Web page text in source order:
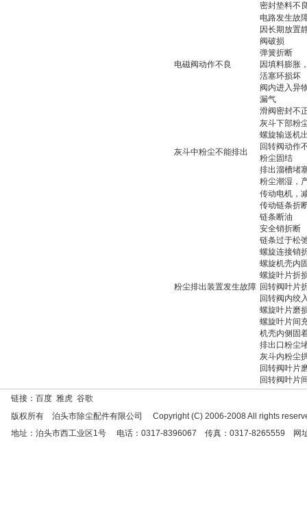
密封垫料不
电磁阀动作不良
电路发生故
因长期放置
阀破损
弹簧折断
因填料膨胀
活塞环损坏
阀内进入异
漏气
滑阀密封不
灰斗中粉尘不能排出
灰斗下部粉
螺旋输送机
回转阀动作
粉尘固结
排出溜槽堵
粉尘潮湿，
粉尘排出装置发生故障
传动电机，
传动链条折
链条断油
安全销折断
链条过于松
螺旋连接销
螺旋机壳内
螺旋叶片折
回转阀叶片
回转阀内绞
螺旋叶片磨
螺旋叶片间
机壳内侧固
排出口粉尘
灰斗内粉尘
回转阀叶片
回转阀叶片
链接：百度 雅虎 谷歌
版权所有 泊头市除尘配件有限公司 Copyright (C) 2006-2008 All rights
地址：泊头市西工业区1号 电话：0317-8396067 传真：0317-8265559 网